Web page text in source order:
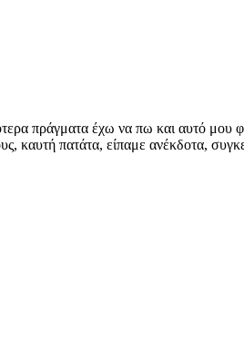
πράγματα έχω να πω και αυτό
καυτή πατάτα, είπαμε ανέκδοτα,